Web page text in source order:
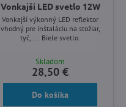
Vonkajší LED svetlo 12W
Vonkajší výkonný LED reflektor
vhodný pre inštaláciu na stožiar,
tyč, ... Biele svetlo.
Skladom
28,50 €
Do košíka